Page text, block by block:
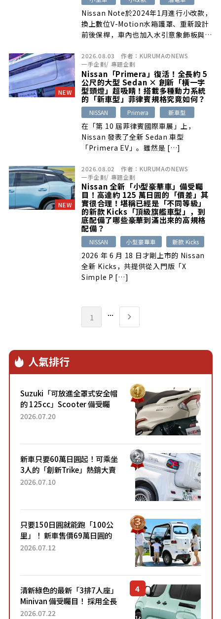
Nissan Note於2024年1月進行小改款，
換上數位V-Motion水箱護罩、重新設計
前後保桿，車內也加入水引意象飾板與新
呈現正反並存：多數車主肯定新設計、空
間機能、e-POWER加速及實際油耗表
現，但也有人認為車頭造型需要適應，並
對引擎介入時的噪音、震動及部分駕駛感
受提出改善建議。
NEW
2026.08.03 作者： KURUMAのNEWS
一手企劃/ 專題企劃
Nissan「Primera」復活！全長約 5
公尺的大型 Sedan × 創新「橫一字
型頭燈」超吸睛！搭載多種動力系統
的「新車型」菲律賓規格究竟如何？
NISSAN Primera 新車型
在「第 10 屆菲律賓國際車展」上，
Nissan 發表了全新 Sedan 車型
「Primera EV」。雖然是 […]
NEW
2026.08.02 作者： KURUMAのNEWS
一手企劃/ 專題企劃
Nissan 全新「小型豪華車」備受矚
目！高達約 125 萬日圓的「價差」其
實很合理！堪稱已經是「不同等級」
的新款 Kicks「頂級旗艦車型」，到
底配備了哪些豪華到滿出來的高規格
配備？
NISSAN 小型豪華車 新款 Kicks
2026 年 6 月 18 日才剛上市的 Nissan
全新 Kicks，共提供從入門版「X
Simple P […]
1 ...
人氣排行
Suzuki「可放進全罩式安全帽
的 125cc」Scooter 備受矚
目！採用全新流線設計與各項
2026.07.20
新車只要60萬日圓起！可乘坐
3人的「創新Trike」熱銷大賣
成為人氣車款！「養車成本真
2026.07.10
只要150日圓就能跑「100公
里」！ 新車售價69萬日圓的
「3人座」Trike大受歡迎！ 順
2026.07.12
清新綠色的最新「3排7人座」
Minivan 備受矚目！ 採用全長
4.7公尺剛剛好的車身尺寸與
2026.07.22